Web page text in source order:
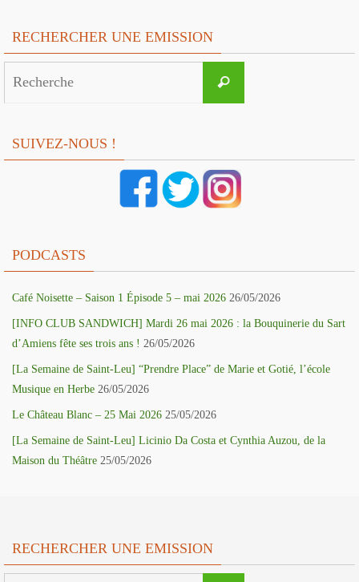
RECHERCHER UNE EMISSION
Recherche
SUIVEZ-NOUS !
PODCASTS
Café Noisette – Saison 1 Épisode 5 – mai 2026 26/05/2026
[INFO CLUB SANDWICH] Mardi 26 mai 2026 : la Bouquinerie du Sart
d’Amiens fête ses trois ans ! 26/05/2026
[La Semaine de Saint-Leu] “Prendre Place” de Marie et Gotié, l’école
Musique en Herbe 26/05/2026
Le Château Blanc – 25 Mai 2026 25/05/2026
[La Semaine de Saint-Leu] Licinio Da Costa et Cynthia Auzou, de la
Maison du Théâtre 25/05/2026
RECHERCHER UNE EMISSION